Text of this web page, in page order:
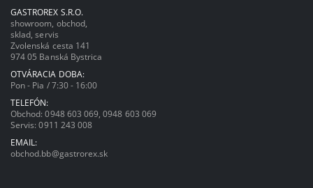
GASTROREX S.R.O.
showroom, obchod,
sklad, servis
Zvolenská cesta 141
974 05 Banská Bystrica
OTVÁRACIA DOBA:
Pon - Pia / 7:30 - 16:00
TELEFÓN:
Obchod:0948 603 069,0948 603 069
Servis:0911 243 008
EMAIL:
obchod.bb@gastrorex.sk